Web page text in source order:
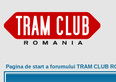
Pagina de start a forumului TRAM CLUB